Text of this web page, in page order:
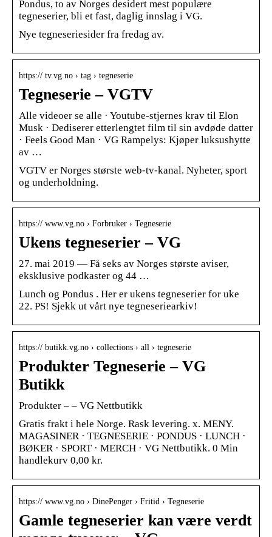
Pondus, to av Norges desidert mest populære
tegneserier, bli et fast, daglig innslag i VG.
Nye tegneseriesider fra fredag av.
https:// tv.vg.no › tag › tegneserie
Tegneserie – VGTV
Alle videoer se alle · Youtube-stjernes krav til Elon
Musk · Dediserer etterlengtet film til sin avdøde datter
· Feels Good Man · VG Rampelys: Kjøper luksushytte
av …
VGTV er Norges største web-tv-kanal. Nyheter, sport
og underholdning.
https:// www.vg.no › Forbruker › Tegneserie
Ukens tegneserier – VG
27. mai 2019 — Få seks av Norges største aviser,
eksklusive podkaster og 44 …
Lunch og Pondus . Her er ukens tegneserier for uke
22. PS! Sjekk ut vårt nye tegneseriearkiv!
https:// butikk.vg.no › collections › all › tegneserie
Produkter Tegneserie – VG
Butikk
Produkter – – VG Nettbutikk
Gratis frakt i hele Norge. Rask levering. x. MENY.
MAGASINER · TEGNESERIE · PONDUS · LUNCH ·
BØKER · SPORT · MERCH · VG Nettbutikk. 0 Min
handlekurv 0,00 kr.
https:// www.vg.no › DinePenger › Fritid › Tegneserie
Gamle tegneserier kan være verdt